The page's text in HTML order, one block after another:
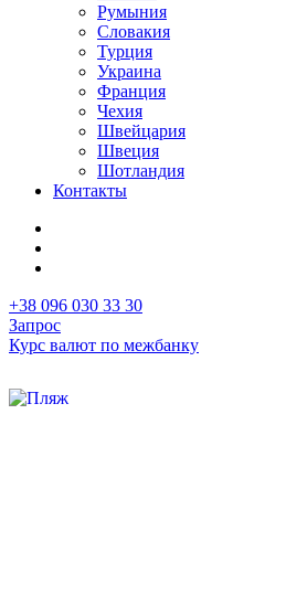
Румыния
Словакия
Турция
Украина
Франция
Чехия
Швейцария
Швеция
Шотландия
Контакты
+38 096 030 33 30
Запрос
Курс валют по межбанку